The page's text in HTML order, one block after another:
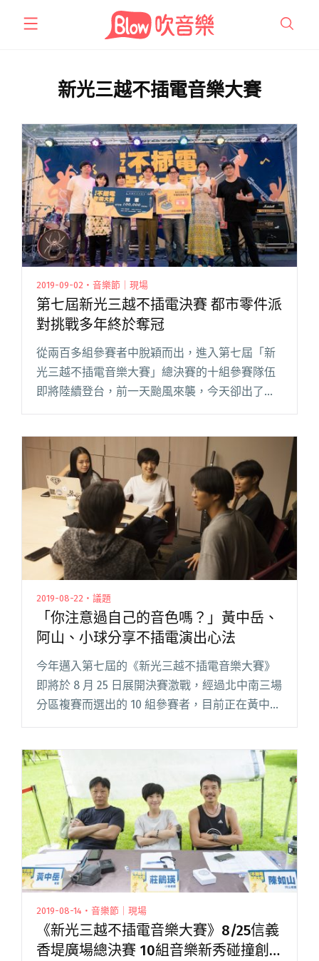
新光三越不插電音樂大賽
2019-09-02・音樂節｜現場
第七屆新光三越不插電決賽 都市零件派
對挑戰多年終於奪冠
從兩百多組參賽者中脫穎而出，進入第七屆「新
光三越不插電音樂大賽」總決賽的十組參賽隊伍
即將陸續登台，前一天颱風來襲，今天卻出了大
太陽，彷彿在為這些緊張的參賽者加油打氣。路
探頭探腦，似乎對活動相當好奇，閱讀全文 "第
七屆新光三越不插電決賽 都市零件派對挑戰多年
終於奪冠"
2019-08-22・議題
「你注意過自己的音色嗎？」黃中岳、
阿山、小球分享不插電演出心法
今年邁入第七屆的《新光三越不插電音樂大賽》
即將於 8 月 25 日展開決賽激戰，經過北中南三場
分區複賽而選出的 10 組參賽者，目前正在黃中
間，我們邀請了三位閱讀全文 "「你注意過自己
的音色嗎？」黃中岳、阿山、小球分享不插電演
出心法"
2019-08-14・音樂節｜現場
《新光三越不插電音樂大賽》8/25信義
香堤廣場總決賽 10組音樂新秀碰撞創